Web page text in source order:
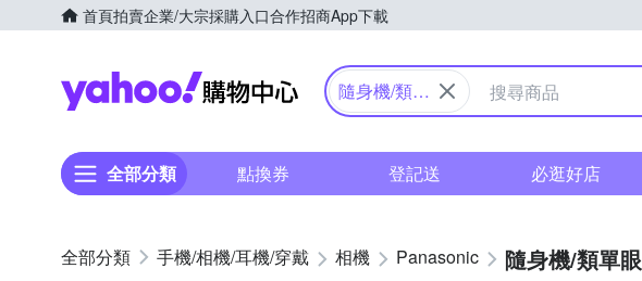
首頁拍賣企業/大宗採購入口合作招商App下載
Yahoo購物中心
隨身機/類單
全部分類 點換券 登記送 必逛好店
手機/相機/耳機/穿戴 相機 Panasonic 隨身機/類單眼